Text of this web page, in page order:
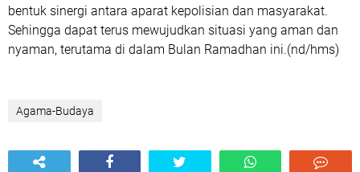
bentuk sinergi antara aparat kepolisian dan masyarakat.
Sehingga dapat terus mewujudkan situasi yang aman dan
nyaman, terutama di dalam Bulan Ramadhan ini.(nd/hms)
Agama-Budaya